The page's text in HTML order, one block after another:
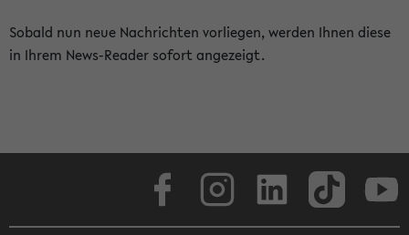
Sobald nun neue Nachrichten vorliegen, werden Ihnen diese
in Ihrem News-Reader sofort angezeigt.